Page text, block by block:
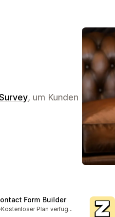
, um Kunden
Form Builder
insgesamt Kostenloser Plan verfügbar